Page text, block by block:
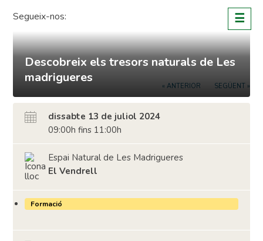
content
Segueix-nos: ☰
« ANTERIOR SEGÜENT »
Descobreix els tresors naturals de Les
madrigueres
dissabte 13 de juliol 2024
09:00h fins 11:00h
Espai Natural de Les Madrigueres
El Vendrell
Formació